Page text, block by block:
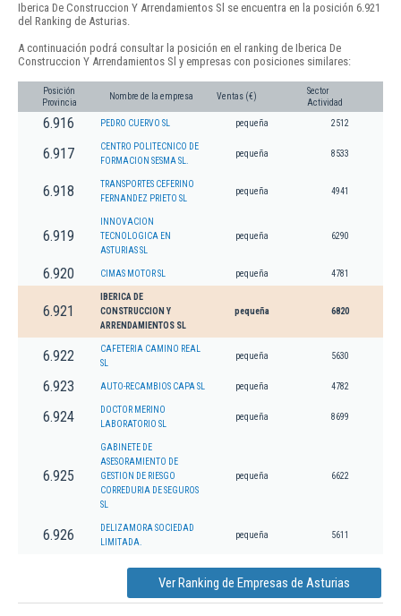
Iberica De Construccion Y Arrendamientos Sl se encuentra en la posición 6.921
del Ranking de Asturias.
A continuación podrá consultar la posición en el ranking de Iberica De
Construccion Y Arrendamientos Sl y empresas con posiciones similares:
Posición
Provincia
Nombre de la empresa Ventas (€)
Sector
Actividad
6.916 PEDRO CUERVO SL pequeña 2512
6.917
CENTRO POLITECNICO DE
FORMACION SESMA SL.
pequeña 8533
6.918
TRANSPORTES CEFERINO
FERNANDEZ PRIETO SL
pequeña 4941
6.919
INNOVACION
TECNOLOGICA EN
ASTURIAS SL
pequeña 6290
6.920 CIMAS MOTOR SL pequeña 4781
6.921
IBERICA DE
CONSTRUCCION Y
ARRENDAMIENTOS SL
pequeña 6820
6.922
CAFETERIA CAMINO REAL
SL
pequeña 5630
6.923 AUTO-RECAMBIOS CAPA SL pequeña 4782
6.924
DOCTOR MERINO
LABORATORIO SL
pequeña 8699
6.925
GABINETE DE
ASESORAMIENTO DE
GESTION DE RIESGO
CORREDURIA DE SEGUROS
SL
pequeña 6622
6.926
DELIZAMORA SOCIEDAD
LIMITADA.
pequeña 5611
Ver Ranking de Empresas de Asturias